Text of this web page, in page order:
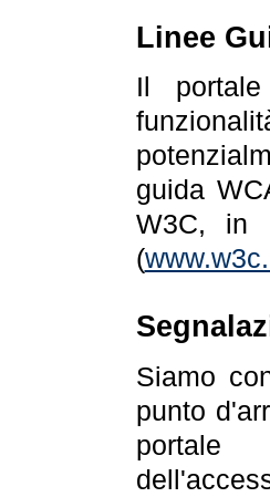
Linee
Il
guida
W3C, in
(
Siamo
punto
portale